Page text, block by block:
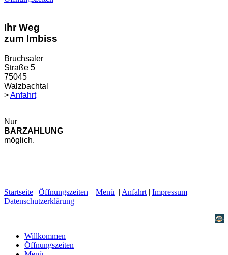
Ihr Weg
zum Imbiss
Bruchsaler
Straße 5
75045
Walzbachtal
>Anfahrt
Nur
BARZAHLUNG
möglich.
Startseite | Öffnungszeiten | Menü | Anfahrt | Impressum |
Datenschutzerklärung
Willkommen
Öffnungszeiten